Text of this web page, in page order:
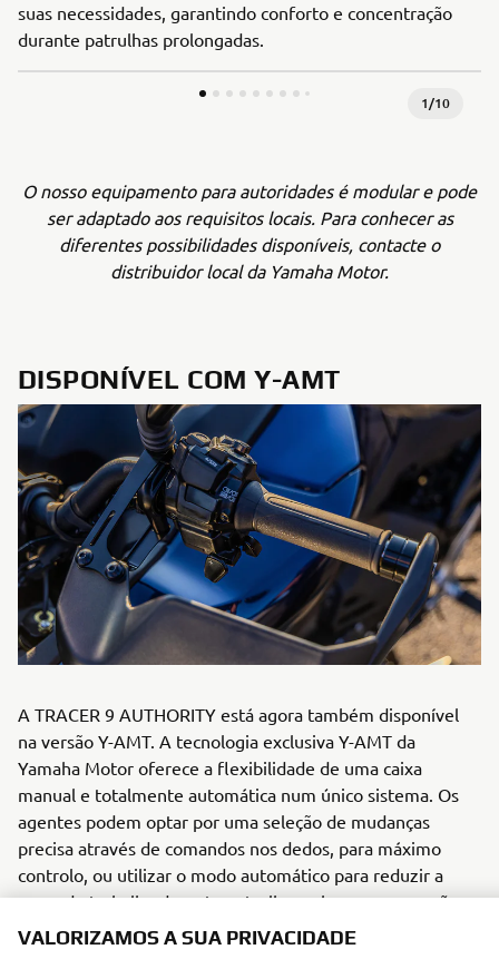
suas necessidades, garantindo conforto e concentração
durante patrulhas prolongadas.
1/10
O nosso equipamento para autoridades é modular e pode
ser adaptado aos requisitos locais. Para conhecer as
diferentes possibilidades disponíveis, contacte o
distribuidor local da Yamaha Motor.
DISPONÍVEL COM Y-AMT
A TRACER 9 AUTHORITY está agora também disponível
na versão Y-AMT. A tecnologia exclusiva Y-AMT da
Yamaha Motor oferece a flexibilidade de uma caixa
manual e totalmente automática num único sistema. Os
agentes podem optar por uma seleção de mudanças
precisa através de comandos nos dedos, para máximo
controlo, ou utilizar o modo automático para reduzir a
carga de trabalho durante patrulhas urbanas e operações
prolongadas. Ao eliminar a utilização da embraiagem, o
VALORIZAMOS A SUA PRIVACIDADE